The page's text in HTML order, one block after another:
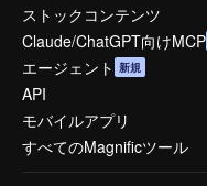
ストックコンテンツ
Claude/ChatGPT向けMCP
エージェント 新規
API
モバイルアプリ
すべてのMagnificツール